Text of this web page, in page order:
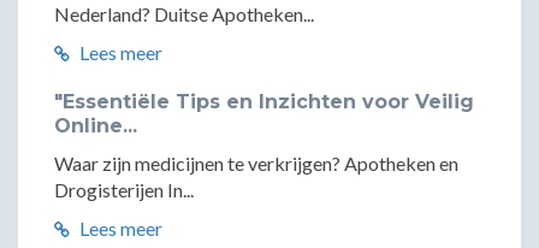
Nederland? Duitse Apotheken...
Lees meer
"Essentiële Tips en Inzichten voor Veilig
Online...
Waar zijn medicijnen te verkrijgen? Apotheken en
Drogisterijen In...
Lees meer